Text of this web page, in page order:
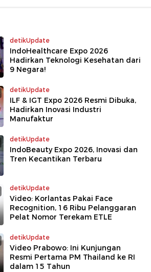
detikUpdate
IndoHealthcare Expo 2026
Hadirkan Teknologi Kesehatan dari
9 Negara!
detikUpdate
ILF & IGT Expo 2026 Resmi Dibuka,
Hadirkan Inovasi Industri
Manufaktur
detikUpdate
IndoBeauty Expo 2026, Inovasi dan
Tren Kecantikan Terbaru
detikUpdate
Video: Korlantas Pakai Face
Recognition, 16 Ribu Pelanggaran
Pelat Nomor Terekam ETLE
detikUpdate
Video Prabowo: Ini Kunjungan
Resmi Pertama PM Thailand ke RI
dalam 15 Tahun